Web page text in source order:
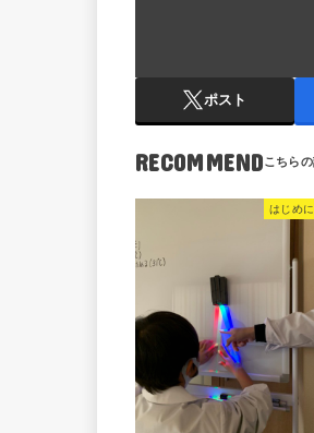
ポスト
RECOMMEND
はじめに